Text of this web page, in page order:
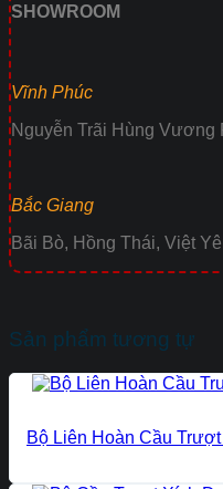
SHOWROOM
Vĩnh Phúc
Nguyễn Trãi Hùng Vương
Bắc Giang
Bãi Bò, Hồng Thái, Việt
Sản phẩm tương tự
Bộ Liên Hoàn Cầu